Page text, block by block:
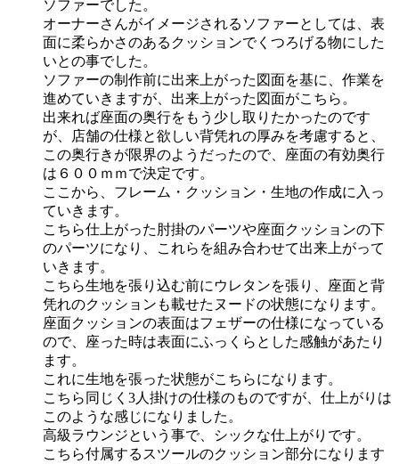
ソファーでした。
オーナーさんがイメージされるソファーとしては、表
面に柔らかさのあるクッションでくつろげる物にした
いとの事でした。
ソファーの制作前に出来上がった図面を基に、作業を
進めていきますが、出来上がった図面がこちら。
出来れば座面の奥行をもう少し取りたかったのです
が、店舗の仕様と欲しい背凭れの厚みを考慮すると、
この奥行きが限界のようだったので、座面の有効奥行
は６００ｍｍで決定です。
ここから、フレーム・クッション・生地の作成に入っ
ていきます。
こちら仕上がった肘掛のパーツや座面クッションの下
のパーツになり、これらを組み合わせて出来上がって
いきます。
こちら生地を張り込む前にウレタンを張り、座面と背
凭れのクッションも載せたヌードの状態になります。
座面クッションの表面はフェザーの仕様になっている
ので、座った時は表面にふっくらとした感触があたり
ます。
これに生地を張った状態がこちらになります。
こちら同じく3人掛けの仕様のものですが、仕上がりは
このような感じになりました。
高級ラウンジという事で、シックな仕上がりです。
こちら付属するスツールのクッション部分になります